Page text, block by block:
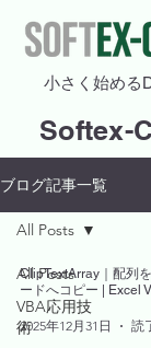
小さく始める
Softex-
ブログ記事一覧
All Posts
VBA応用技
術
All Posts
ClipTextArray｜配列
ードへコピー | Excel
2025年12月31日 読